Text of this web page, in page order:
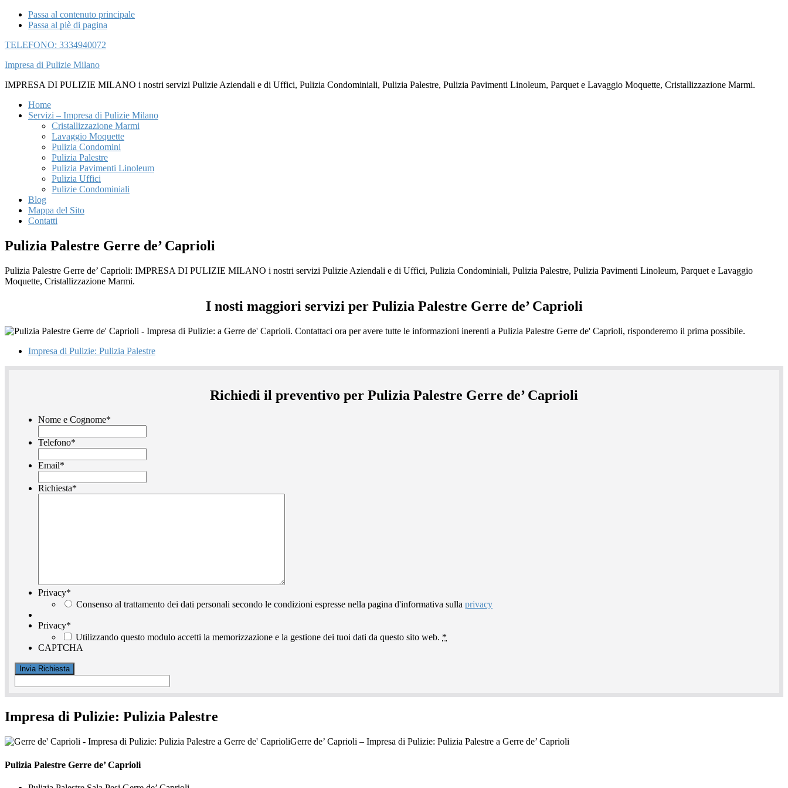
Passa al contenuto principale
Passa al piè di pagina
TELEFONO: 3334940072
Impresa di Pulizie Milano
IMPRESA DI PULIZIE MILANO i nostri servizi Pulizie Aziendali e di Uffici, Pulizia Condominiali, Pulizia Palestre, Pulizia Pavimenti Linoleum, Parquet e Lavaggio Moquette, Cristallizzazione Marmi.
Home
Servizi – Impresa di Pulizie Milano
Cristallizzazione Marmi
Lavaggio Moquette
Pulizia Condomini
Pulizia Palestre
Pulizia Pavimenti Linoleum
Pulizia Uffici
Pulizie Condominiali
Blog
Mappa del Sito
Contatti
Pulizia Palestre Gerre de’ Caprioli
Pulizia Palestre Gerre de’ Caprioli: IMPRESA DI PULIZIE MILANO i nostri servizi Pulizie Aziendali e di Uffici, Pulizia Condominiali, Pulizia Palestre, Pulizia Pavimenti Linoleum, Parquet e Lavaggio
Moquette, Cristallizzazione Marmi.
I nosti maggiori servizi per Pulizia Palestre Gerre de’ Caprioli
Impresa di Pulizie: Pulizia Palestre
Richiedi il preventivo per Pulizia Palestre Gerre de’ Caprioli
Nome e Cognome*
Telefono*
Email*
Richiesta*
Privacy*
Consenso al trattamento dei dati personali secondo le condizioni espresse nella pagina d'informativa sulla privacy
Privacy*
Utilizzando questo modulo accetti la memorizzazione e la gestione dei tuoi dati da questo sito web. *
CAPTCHA
Impresa di Pulizie: Pulizia Palestre
Gerre de’ Caprioli – Impresa di Pulizie: Pulizia Palestre a Gerre de’ Caprioli
Pulizia Palestre Gerre de’ Caprioli